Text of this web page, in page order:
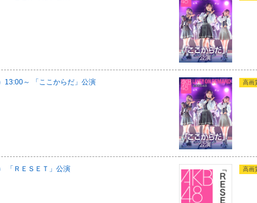
13:00～ 「ここからだ」公演 高画
「ＲＥＳＥＴ」公演 高画